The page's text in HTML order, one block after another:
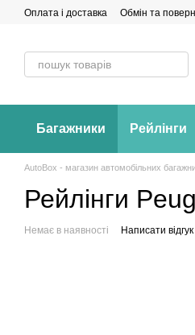
Перейти до основного контенту
Оплата і доставка Обмін та
Багажники Рейлінги
AutoBox - магазин автомобільних
Рейлінги
Немає в наявності Написати відгук